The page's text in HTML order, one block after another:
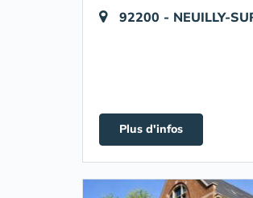
92200 - NEUILLY-
Plus d'infos